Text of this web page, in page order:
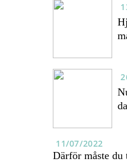
11/07/2022
Därför måste